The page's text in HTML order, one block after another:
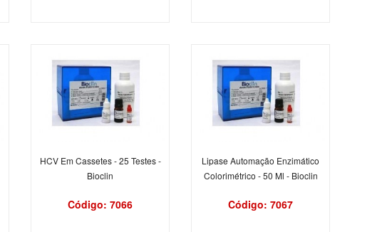
HCV Em Cassetes - 25 Testes -
Bioclin
Código: 7066
Lipase Automação Enzimático
Colorimétrico - 50 Ml - Bioclin
Código: 7067